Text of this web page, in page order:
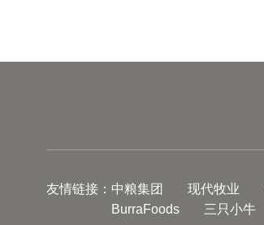
友情链接： 中粮集团 现代牧业
BurraFoods
三只小牛